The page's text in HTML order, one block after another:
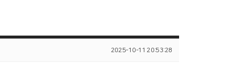
2025-10-11 20:53:28